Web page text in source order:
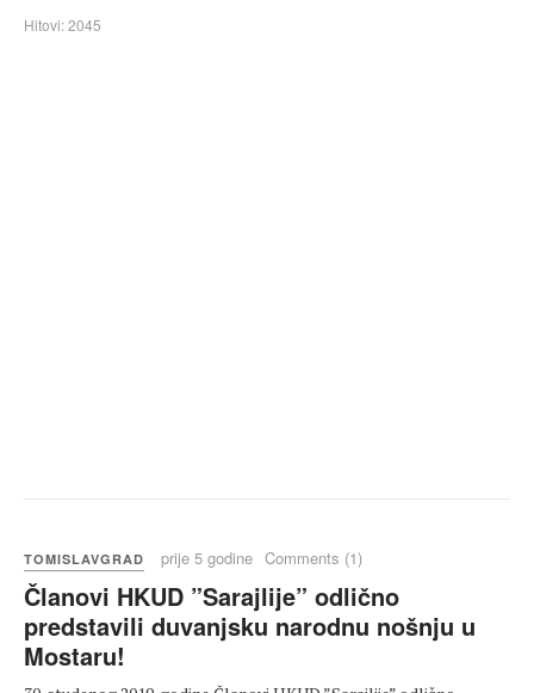
Hitovi: 2045
TOMISLAVGRAD prije 5 godine Comments (1)
Članovi HKUD ”Sarajlije” odlično
predstavili duvanjsku narodnu nošnju u
Mostaru!